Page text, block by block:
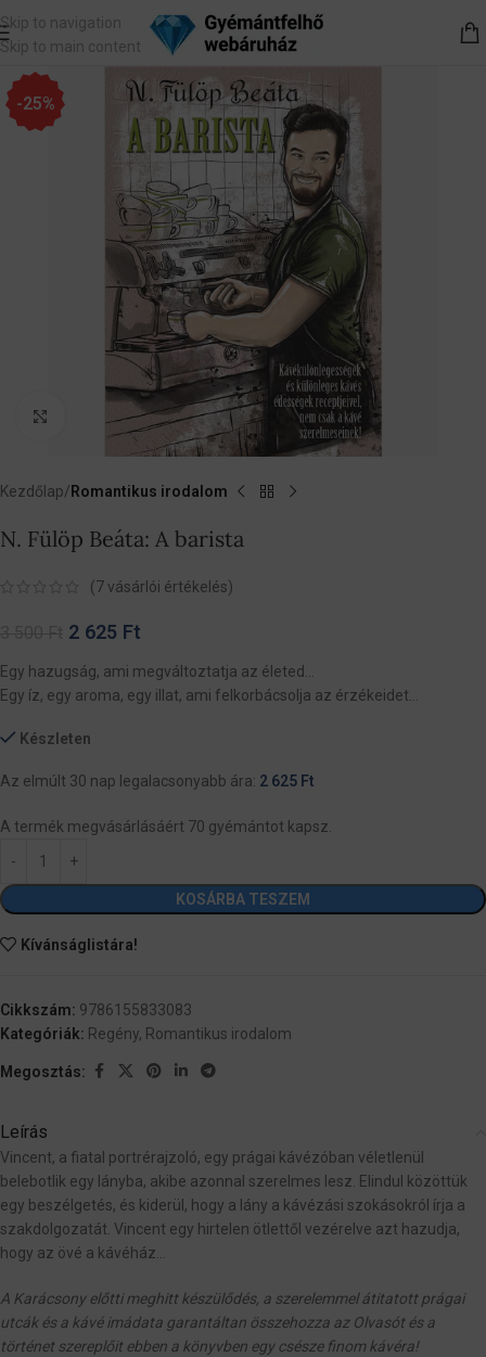
Skip to navigation
Skip to main content
-25%
Kezdőlap Romantikus irodalom
N. Fülöp Beáta: A barista
(7vásárlói értékelés)
2 625 Ft
Egy hazugság, ami megváltoztatja az életed…
Egy íz, egy aroma, egy illat, ami felkorbácsolja az érzékeidet…
Készleten
Az elmúlt 30 nap legalacsonyabb ára: 2 625 Ft
A termék megvásárlásáért 70 gyémántot kapsz.
KOSÁRBA TESZEM
Kívánságlistára!
Cikkszám: 9786155833083
Kategóriák: Regény, Romantikus irodalom
Megosztás:
Leírás
Vincent, a fiatal portrérajzoló, egy prágai kávézóban véletlenül
belebotlik egy lányba, akibe azonnal szerelmes lesz. Elindul közöttük
egy beszélgetés, és kiderül, hogy a lány a kávézási szokásokról írja a
szakdolgozatát. Vincent egy hirtelen ötlettől vezérelve azt hazudja,
hogy az övé a kávéház…
A Karácsony előtti meghitt készülődés, a szerelemmel átitatott prágai
utcák és a kávé imádata garantáltan összehozza az Olvasót és a
történet szereplőit ebben a könyvben egy csésze finom kávéra!